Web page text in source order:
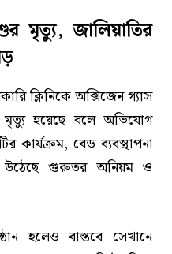
মৃত্যু, জালিয়াতির
ক্লিনিকে অক্সিজেন গ্যাস
হয়েছে বলে অভিযোগ
কার্যক্রম, বেড ব্যবস্থাপনা
উঠেছে গুরুতর অনিয়ম ও
হলেও বাস্তবে সেখানে